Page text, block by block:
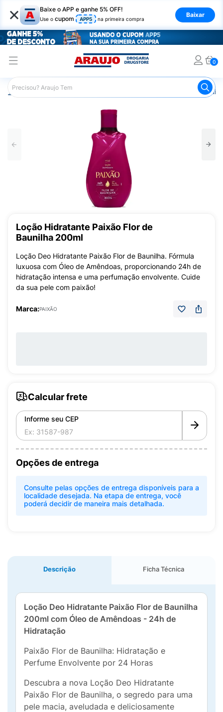
× Baixe o APP e ganhe 5% OFF!
Use o cupom APP5 na primeira compra
Baixar
0
Araujo Beleza e Cuidados
Loção Hidratante Paixão Flor de
Baunilha 200ml
Loção Deo Hidratante Paixão Flor de Baunilha. Fórmula
luxuosa com Óleo de Amêndoas, proporcionando 24h de
hidratação intensa e uma perfumação envolvente. Cuide
da sua pele com paixão!
Marca:PAIXÃO
Calcular frete
Informe seu CEP
Opções de entrega
Consulte pelas opções de entrega disponíveis para a
localidade desejada. Na etapa de entrega, você
poderá decidir de maneira mais detalhada.
Descrição Ficha Técnica
Loção Deo Hidratante Paixão Flor de Baunilha
200ml com Óleo de Amêndoas - 24h de
Hidratação
Paixão Flor de Baunilha: Hidratação e
Perfume Envolvente por 24 Horas
Descubra a nova Loção Deo Hidratante
Paixão Flor de Baunilha, o segredo para uma
pele macia, aveludada e deliciosamente